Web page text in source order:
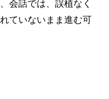
会話では、誤植なく
ていないまま進む可